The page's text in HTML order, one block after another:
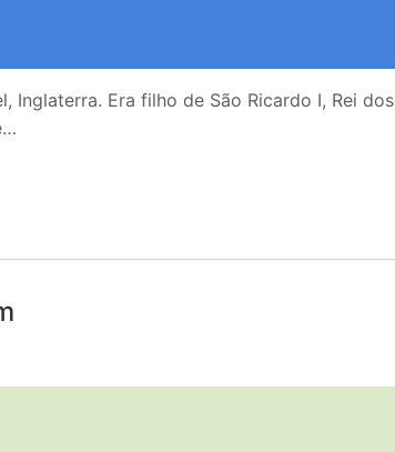
Inglaterra. Era filho de São Ricardo I, Rei dos